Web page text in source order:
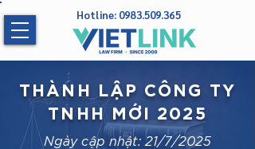
Hotline: 0983.509.365
THÀNH LẬP CÔNG TY
TNHH MỚI 2025
Ngày cập nhật: 21/7/2025